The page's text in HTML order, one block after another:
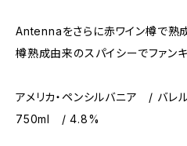
Antennaをさらに赤ワイン樽で熟
樽熟成由来のスパイシーでファン
アメリカ・ペンシルバニア / バレ
750ml / 4.8%